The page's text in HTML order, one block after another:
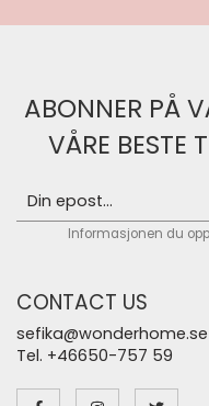
ABONNER PÅ
VÅRE BESTE
Informasjonen du
CONTACT US
sefika@wonderhome.se
Tel. +46650-757 59